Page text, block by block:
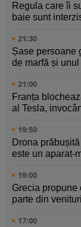
Regula care îi
baie sunt
21:30
Șase persoane
de marfă și
21:00
Franța
al Tesla,
19:50
Drona
este un aparat-
19:00
Grecia propune
parte din
17:00